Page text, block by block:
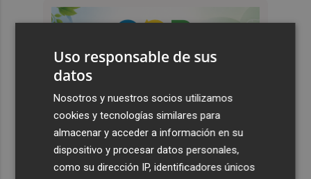
Uso responsable de sus
datos
Nosotros y nuestros socios utilizamos
cookies y tecnologías similares para
almacenar y acceder a información en su
dispositivo y procesar datos personales,
como su dirección IP, identificadores únicos